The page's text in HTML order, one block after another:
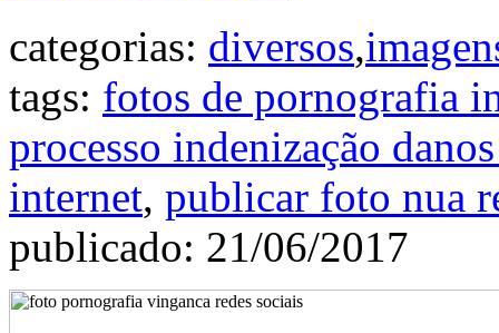
categorias: diversos,
tags: fotos de pornografia
processo indenização
internet, publicar foto nua
publicado: 21/06/2017